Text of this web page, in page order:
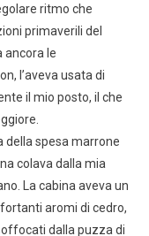
ritmo che
primaverili del
ancora le
l’aveva usata di
il mio posto, il che
della spesa marrone
colava dalla mia
La cabina aveva un
aromi di cedro,
dalla puzza di